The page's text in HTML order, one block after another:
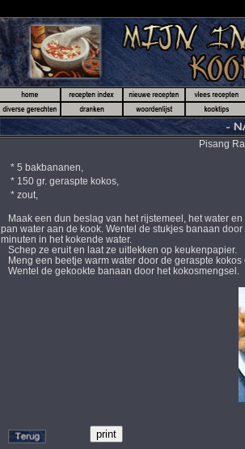
Pisang
* 5 bakbananen,
* 150 gr. geraspte kokos,
* zout,
Maak een dun beslag van het rijstemeel, het water
pan water aan de kook. Wentel de stukjes banaan
minuten in het kokende water.
Schep ze eruit en laat ze uitlekken op keukenpapier.
Meng een beetje warm water door de geraspte
Wentel de gekookte banaan door het kokosmengsel.